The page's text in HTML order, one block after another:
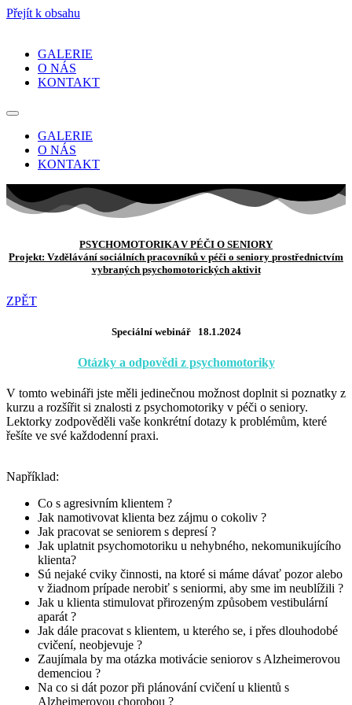
Přejít k obsahu
GALERIE
O NÁS
KONTAKT
GALERIE
O NÁS
KONTAKT
PSYCHOMOTORIKA V PÉČI O SENIORY
Projekt: Vzdělávání sociálních pracovníků v péči o seniory prostřednictvím
vybraných psychomotorických aktivit
ZPĚT
Speciální webinář 18.1.2024
Otázky a odpovědi z psychomotoriky
V tomto webináři jste měli jedinečnou možnost doplnit si poznatky z
kurzu a rozšířit si znalosti z psychomotoriky v péči o seniory.
Lektorky zodpověděli vaše konkrétní dotazy k problémům, které
řešíte ve své každodenní praxi.
Například:
Co s agresivním klientem ?
Jak namotivovat klienta bez zájmu o cokoliv ?
Jak pracovat se seniorem s depresí ?
Jak uplatnit psychomotoriku u nehybného, nekomunikujícího
klienta?
Sú nejaké cviky činnosti, na ktoré si máme dávať pozor alebo
v žiadnom prípade nerobiť s seniormi, aby sme im neublížili ?
Jak u klienta stimulovat přirozeným způsobem vestibulární
aparát ?
Jak dále pracovat s klientem, u kterého se, i přes dlouhodobé
cvičení, neobjevuje ?
Zaujímala by ma otázka motivácie seniorov s Alzheimerovou
demenciou ?
Na co si dát pozor při plánování cvičení u klientů s
Alzheimerovou chorobou ?